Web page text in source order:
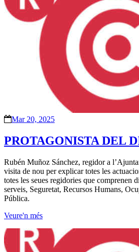
Mar 20, 2025
PROTAGONISTA DEL
Rubén Muñoz Sánchez, regidor a
visita de nou per explicar totes les
totes les seues regidories que comprenen
serveis, Seguretat, Recursos Humans,
Pública.
Veure'n més